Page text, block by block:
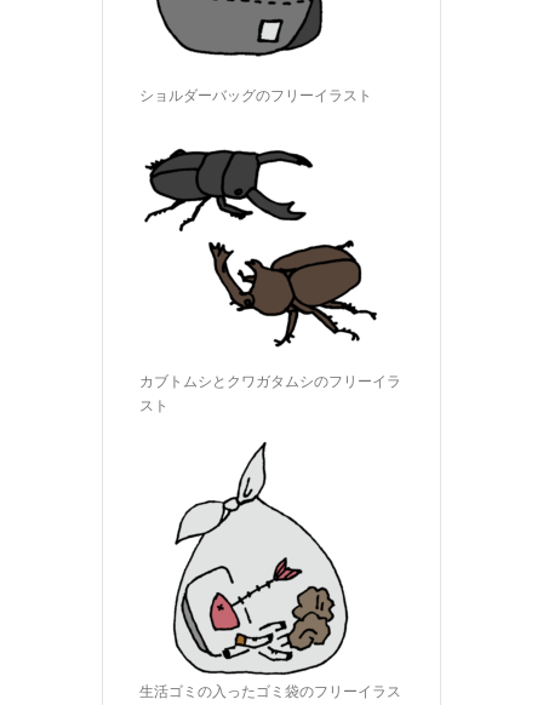
ショルダーバッグのフリーイラスト
カブトムシとクワガタムシのフリーイラ
スト
生活ゴミの入ったゴミ袋のフリーイラス